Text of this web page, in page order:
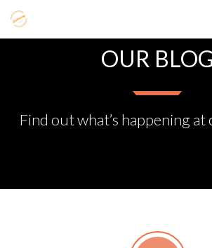
OUR BLOG
Find out what’s happening